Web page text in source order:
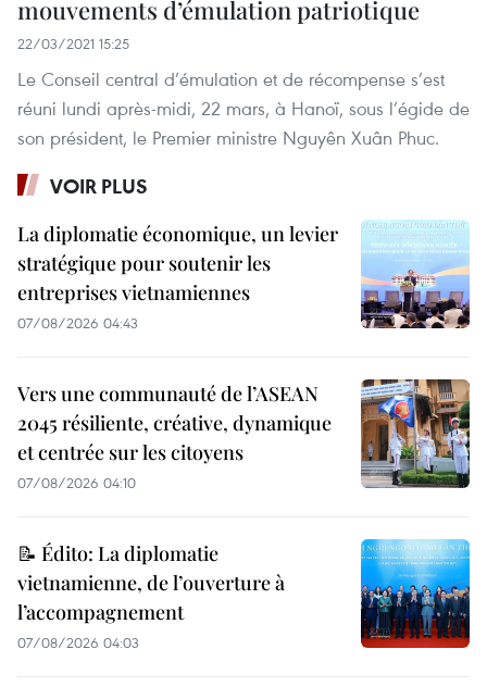
mouvements d’émulation patriotique
22/03/2021 15:25
Le Conseil central d’émulation et de récompense s’est
réuni lundi après-midi, 22 mars, à Hanoï, sous l’égide de
son président, le Premier ministre Nguyên Xuân Phuc.
VOIR PLUS
La diplomatie économique, un levier
stratégique pour soutenir les
entreprises vietnamiennes
07/08/2026 04:43
Vers une communauté de l’ASEAN
2045 résiliente, créative, dynamique
et centrée sur les citoyens
07/08/2026 04:10
📝 Édito: La diplomatie
vietnamienne, de l’ouverture à
l’accompagnement
07/08/2026 04:03